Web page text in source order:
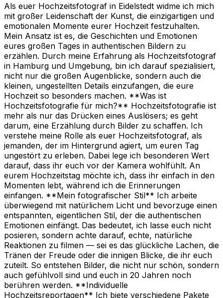
Als euer Hochzeitsfotograf in Eidelstedt widme ich mich
mit großer Leidenschaft der Kunst, die einzigartigen und
emotionalen Momente eurer Hochzeit festzuhalten.
Mein Ansatz ist es, die Geschichten und Emotionen
eures großen Tages in authentischen Bildern zu
erzählen. Durch meine Erfahrung als Hochzeitsfotograf
in Hamburg und Umgebung, bin ich darauf spezialisiert,
nicht nur die großen Augenblicke, sondern auch die
kleinen, ungestellten Details einzufangen, die eure
Hochzeit so besonders machen. **Was ist
Hochzeitsfotografie für mich?** Hochzeitsfotografie ist
mehr als nur das Drücken eines Auslösers; es geht
darum, eine Erzählung durch Bilder zu schaffen. Ich
verstehe meine Rolle als euer Hochzeitsfotograf, als
jemanden, der im Hintergrund agiert, um euren Tag
ungestört zu erleben. Dabei lege ich besonderen Wert
darauf, dass ihr euch vor der Kamera wohlfühlt. An
eurem Hochzeitstag möchte ich, dass ihr einfach in den
Momenten lebt, während ich die Erinnerungen
einfangen. **Mein fotografischer Stil** Ich arbeite
überwiegend mit natürlichem Licht und bevorzuge einen
entspannten, eigentlichen Stil, der die authentischen
Emotionen einfängt. Das bedeutet, ich lasse euch nicht
posieren, sondern achte darauf, echte, natürliche
Reaktionen zu filmen — sei es das glückliche Lachen, die
Tränen der Freude oder die innigen Blicke, die ihr euch
zuteilt. So entstehen Bilder, die nicht nur schön, sondern
auch gefühlvoll sind und euch in 20 Jahren noch
berühren werden. **Individuelle
Hochzeitsreportagen** Ich biete verschiedene Pakete